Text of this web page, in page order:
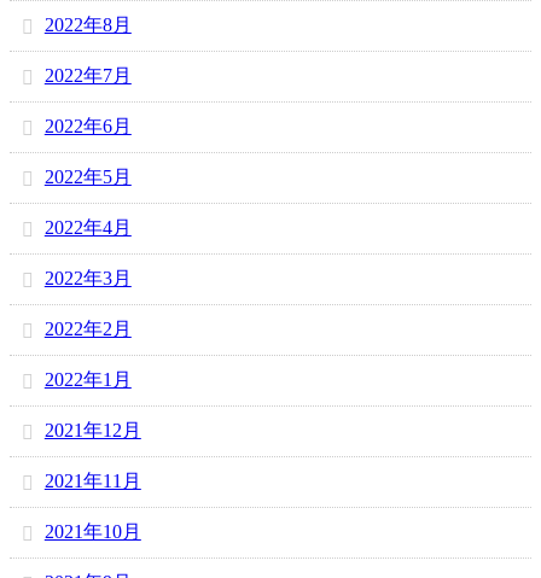
2022年8月
2022年7月
2022年6月
2022年5月
2022年4月
2022年3月
2022年2月
2022年1月
2021年12月
2021年11月
2021年10月